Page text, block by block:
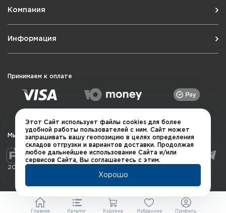
Главная Каталог Корзина Избранное Профиль
Компания
Информация
Принимаем к оплате
Мы в социальных сетях
2026 © QUARTA "Оружейный квартал"
Этот Сайт использует файлы cookies для более
удобной работы пользователей с ним. Сайт может
запрашивать вашу геопозицию в целях определения
складов отгрузки и вариантов доставки. Продолжая
любое дальнейшее использование Сайта и/или
сервисов Сайта, Вы соглашаетесь с этим.
Хорошо